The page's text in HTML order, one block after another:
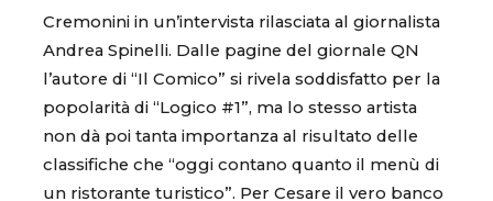
Cremonini in un’intervista rilasciata al giornalista
Andrea Spinelli. Dalle pagine del giornale QN
l’autore di “Il Comico” si rivela soddisfatto per la
popolarità di “Logico #1”, ma lo stesso artista
non dà poi tanta importanza al risultato delle
classifiche che “oggi contano quanto il menù di
un ristorante turistico”. Per Cesare il vero banco